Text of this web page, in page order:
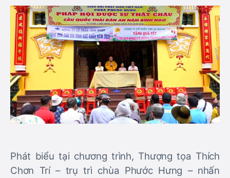
Phát biểu tại chương trình, Thượng tọa Thích
Chơn Trí – trụ trì chùa Phước Hưng – nhấn